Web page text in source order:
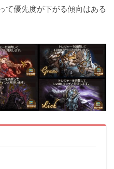
て優先度が下がる傾向はある